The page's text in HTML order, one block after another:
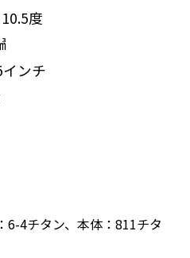
度
ンチ
4チタン、本体：811チタ